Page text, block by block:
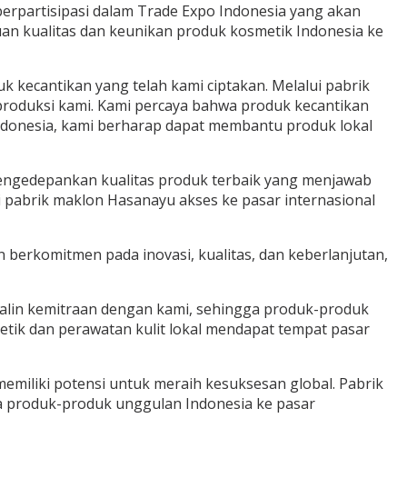
dalam Trade Expo Indonesia yang akan
kualitas dan keunikan produk kosmetik Indonesia ke
kecantikan yang telah kami ciptakan. Melalui pabrik
kami. Kami percaya bahwa produk kecantikan
kami berharap dapat membantu produk lokal
kualitas produk terbaik yang menjawab
maklon Hasanayu akses ke pasar internasional
pada inovasi, kualitas, dan keberlanjutan,
kemitraan dengan kami, sehingga produk-produk
dan perawatan kulit lokal mendapat tempat pasar
potensi untuk meraih kesuksesan global. Pabrik
produk unggulan Indonesia ke pasar